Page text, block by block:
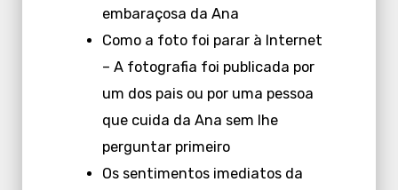
embaraçosa da Ana
Como a foto foi parar à Internet
– A fotografia foi publicada por
um dos pais ou por uma pessoa
que cuida da Ana sem lhe
perguntar primeiro
Os sentimentos imediatos da